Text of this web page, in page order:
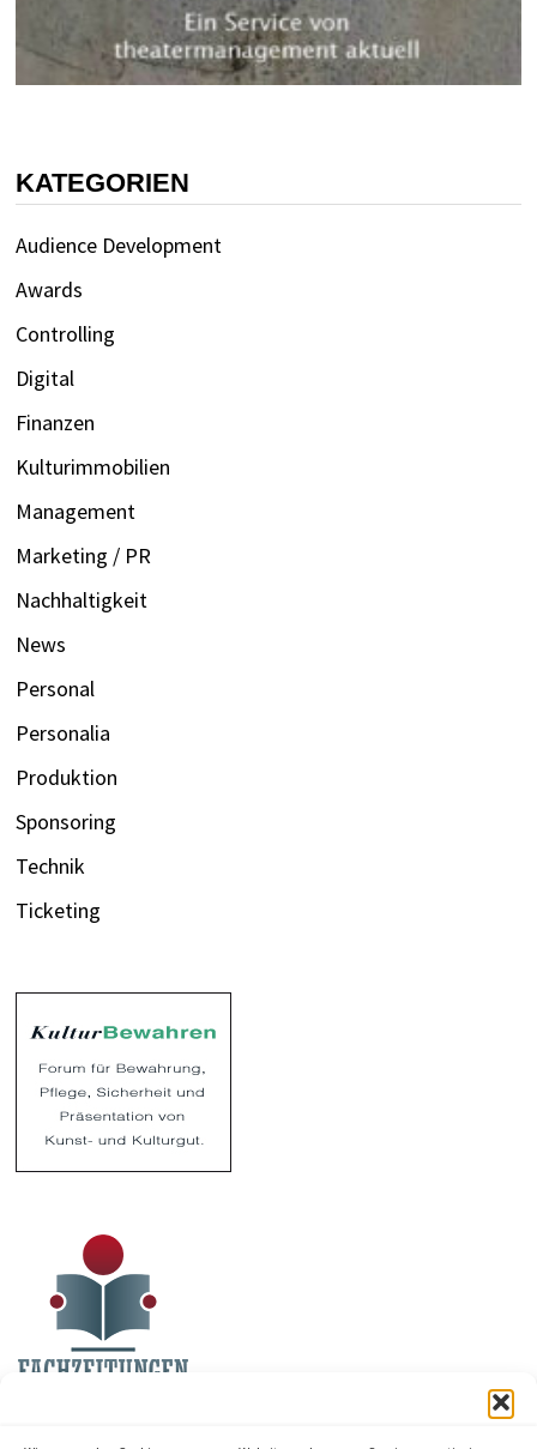
KATEGORIEN
Audience Development
Awards
Controlling
Digital
Finanzen
Kulturimmobilien
Management
Marketing / PR
Nachhaltigkeit
News
Personal
Personalia
Produktion
Sponsoring
Technik
Ticketing